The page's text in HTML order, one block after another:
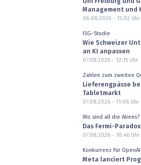
Management und
06.08.2026 - 15:02 Uhr
ISG-Studie
Wie Schweizer
an KI anpassen
07.08.2026 - 12:15Uhr
Zahlen zum zweiten
Lieferengpässe
Tabletmarkt
07.08.2026 - 11:06Uhr
Wo sind all die Aliens?
Das Fermi-
07.08.2026 - 10:46Uhr
Konkurrenz für
Meta lanciert